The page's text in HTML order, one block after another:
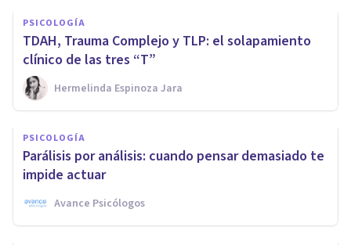
PSICOLOGÍA
TDAH, Trauma Complejo y TLP: el solapamiento
clínico de las tres “T”
Hermelinda Espinoza Jara
PSICOLOGÍA
Parálisis por análisis: cuando pensar demasiado te
impide actuar
Avance Psicólogos